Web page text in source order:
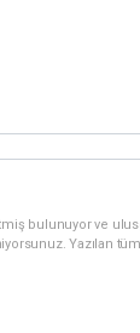
bulunuyor ve
Yazılan